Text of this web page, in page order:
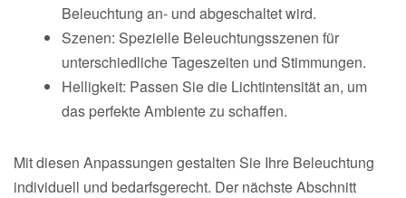
Beleuchtung an- und abgeschaltet wird.
Szenen: Spezielle Beleuchtungsszenen für
unterschiedliche Tageszeiten und Stimmungen.
Helligkeit: Passen Sie die Lichtintensität an, um
das perfekte Ambiente zu schaffen.
Mit diesen Anpassungen gestalten Sie Ihre Beleuchtung
individuell und bedarfsgerecht. Der nächste Abschnitt